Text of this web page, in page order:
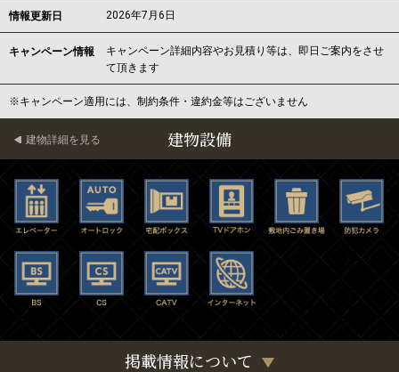
情報更新日 2026年7月6日
キャンペーン情報
キャンペーン詳細内容やお見積り等は、即日ご案内をさせ
て頂きます
※キャンペーン適用には、制約条件・違約金等はございません
建物設備
建物詳細を見る
掲載情報について